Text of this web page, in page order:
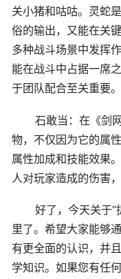
关小猪和咕咕。灵蛇
俗的输出，又能在关
多种战斗场景中发挥
能在战斗中占据一席
于团队配合至关重要。
石敢当：在《剑
物，不仅因为它的属
属性加成和技能效果
人对玩家造成的伤害
好了，今天关于
里了。希望大家能够
有更全面的认识，并
学知识。如果您有任